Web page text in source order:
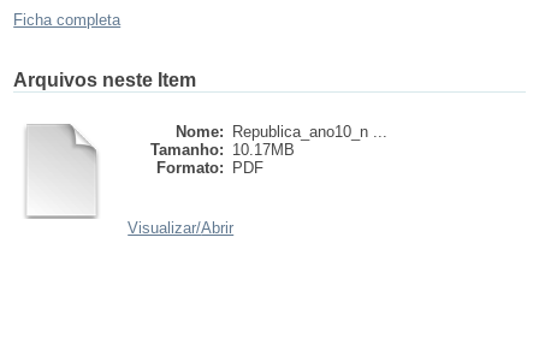
Ficha completa
Arquivos neste Item
Nome:
Republica_ano10_n ...
Tamanho: 10.17MB
Formato:
PDF
Visualizar/Abrir